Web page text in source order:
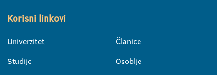
Korisni linkovi
Univerzitet
Studije
Članice
Osoblje